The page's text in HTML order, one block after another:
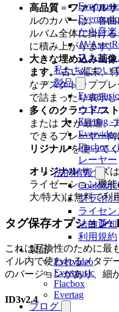
から音
ストリ
私たちについ
製品
ーヤー
Evertag -
Flacbox
レーヤー
法的情報
Cookie
プライ
ライセ
法的通知
利用規約
製品
Evervideo
Evermusic
Flacbox
Evertag
ブログ
高品質 = ファイル
ルのカバーは、各
ルバム全体に掛け
に積み上がります。
大きな埋め込み画
ます。古い端末、
なデスクトッププ
で詰まったり表示
多くのクラウド/ス
または 大が最適。
できるプレーヤー
リジナルを使って
オリジナルサイズ
ライゼーション機
大/特大)は無料で利
タグ保存オプション:
これは互換性のために最
イル内で使われるメタデ
のバージョンがあり、細
ID3v2.4